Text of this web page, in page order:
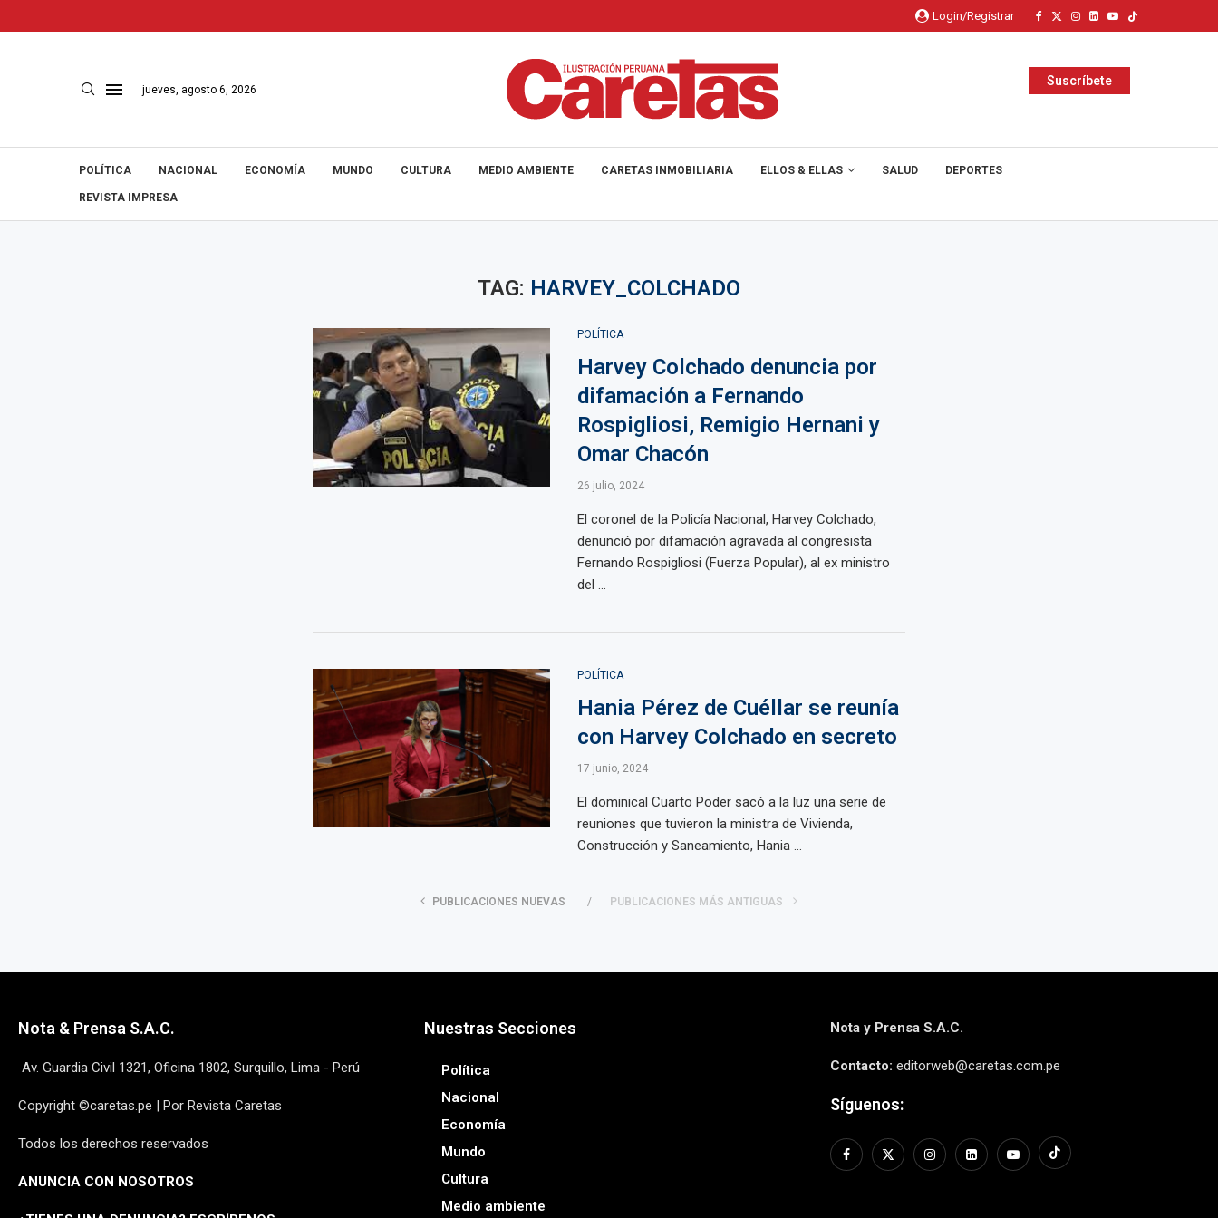
Login/Registrar
jueves, agosto 6, 2026
Suscríbete
POLÍTICA NACIONAL ECONOMÍA MUNDO CULTURA MEDIO AMBIENTE CARETAS INMOBILIARIA ELLOS & ELLAS SALUD DEPORTES
REVISTA IMPRESA
TAG: HARVEY_COLCHADO
POLÍTICA
Harvey Colchado denuncia por
difamación a Fernando
Rospigliosi, Remigio Hernani y
Omar Chacón
26 julio, 2024
El coronel de la Policía Nacional, Harvey Colchado,
denunció por difamación agravada al congresista
Fernando Rospigliosi (Fuerza Popular), al ex ministro
del ...
POLÍTICA
Hania Pérez de Cuéllar se reunía
con Harvey Colchado en secreto
17 junio, 2024
El dominical Cuarto Poder sacó a la luz una serie de
reuniones que tuvieron la ministra de Vivienda,
Construcción y Saneamiento, Hania ...
PUBLICACIONES NUEVAS PUBLICACIONES MÁS ANTIGUAS
Nota & Prensa S.A.C.
Av. Guardia Civil 1321, Oficina 1802, Surquillo, Lima - Perú
Copyright ©caretas.pe | Por Revista Caretas
Todos los derechos reservados
ANUNCIA CON NOSOTROS
Nuestras Secciones
Política
Nacional
Economía
Mundo
Cultura
Medio ambiente
Nota y Prensa S.A.C.
Contacto: editorweb@caretas.com.pe
Síguenos: